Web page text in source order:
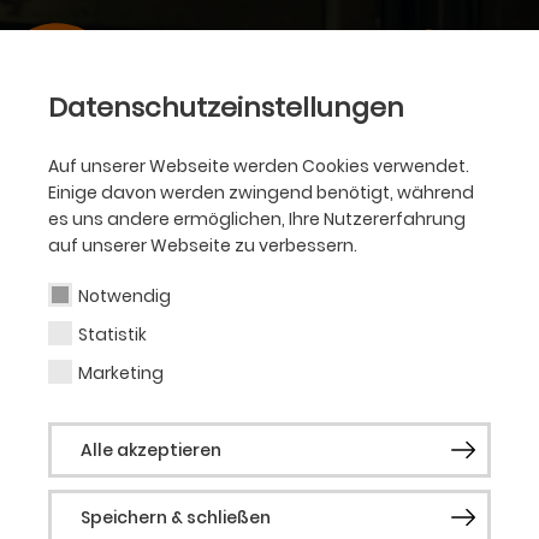
Datenschutzeinstellungen
Auf unserer Webseite werden Cookies verwendet.
Einige davon werden zwingend benötigt, während
es uns andere ermöglichen, Ihre Nutzererfahrung
auf unserer Webseite zu verbessern.
Notwendig
Statistik
Marketing
Alle akzeptieren
Speichern & schließen